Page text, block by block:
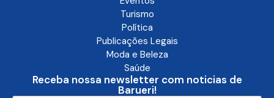
Turismo
Política
Publicações Legais
Moda e Beleza
Saúde
Receba nossa newsletter com noticias de
Barueri!